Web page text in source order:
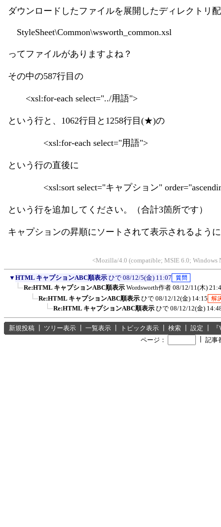
ダウンロードしたファイルを展開したディレクトリ
StyleSheet\Common\wsworth_common.xsl
ってファイルがありますよね？
その中の587行目の
<xsl:for-each select="../用語">
という行と、1062行目と1258行目(★)の
<xsl:for-each select="用語">
という行の直後に
<xsl:sort select="キャプション"
という行を追加してください。（合計3箇所です）
キャプションの昇順にソートされて表示されるよう
<Mozilla/4.0 (compatible; MSIE 6.0; Windows
▼ HTML キャプションABC順表示 ひで 08/12/5(金) 11:07
Re:HTML キャプションABC順表示 Wordsworth作者 08/12/11(木)
Re:HTML キャプションABC順表示 ひで 08/12/12(金) 14:15
Re:HTML キャプションABC順表示 ひで 08/12/12(金)
新規投稿 ツリー表示 一覧表示 トピック表示 検索 設定
ページ：
記事